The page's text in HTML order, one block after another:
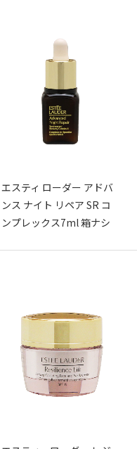
エスティ ローダー アドバ
ンス ナイト リペア SR コ
ンプレックス7ml 箱ナシ